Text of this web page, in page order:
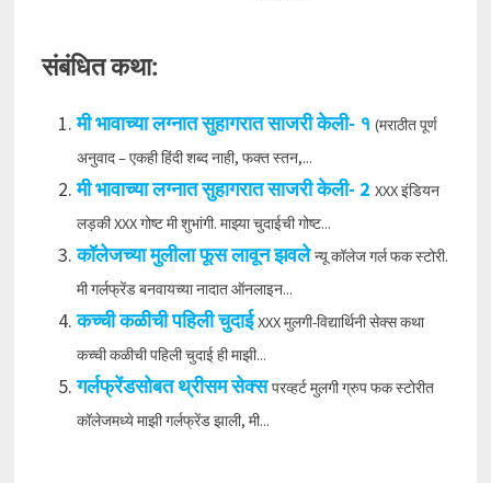
संबंधित कथा:
मी भावाच्या लग्नात सुहागरात साजरी केली- १ (मराठीत पूर्ण
अनुवाद – एकही हिंदी शब्द नाही, फक्त स्तन,...
मी भावाच्या लग्नात सुहागरात साजरी केली- 2 XXX इंडियन
लड़की XXX गोष्ट मी शुभांगी. माझ्या चुदाईची गोष्ट...
कॉलेजच्या मुलीला फूस लावून झवले न्यू कॉलेज गर्ल फक स्टोरी.
मी गर्लफ्रेंड बनवायच्या नादात ऑनलाइन...
कच्ची कळीची पहिली चुदाई XXX मुलगी-विद्यार्थिनी सेक्स कथा
कच्ची कळीची पहिली चुदाई ही माझी...
गर्लफ्रेंडसोबत थ्रीसम सेक्स परव्हर्ट मुलगी ग्रुप फक स्टोरीत
कॉलेजमध्ये माझी गर्लफ्रेंड झाली, मी...